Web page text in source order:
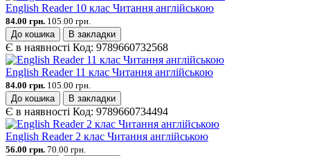
English Reader 10 клас Читання англійською
84.00 грн. 105.00 грн.
До кошика
В закладки
Є в наявності Код: 9789660732568
English Reader 11 клас Читання англійською
84.00 грн. 105.00 грн.
До кошика
В закладки
Є в наявності Код: 9789660734494
English Reader 2 клас Читання англійською
56.00 грн. 70.00 грн.